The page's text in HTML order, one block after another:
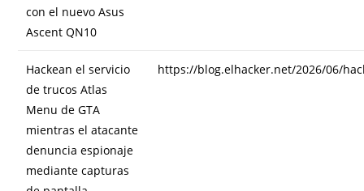
con el nuevo Asus
Ascent QN10
Hackean el servicio
de trucos Atlas
Menu de GTA
mientras el atacante
denuncia espionaje
mediante capturas
https://blog.elhacker.net/2026/06/